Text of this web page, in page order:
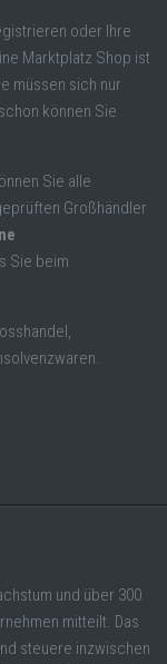
oder Ihre
Marktplatz Shop ist
müssen sich nur
können Sie
Sie alle
Großhändler
Sie beim
und über 300
mitteilt. Das
steuere inzwischen